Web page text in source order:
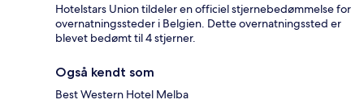
Hotelstars Union tildeler en officiel stjernebedømmelse for
overnatningssteder i Belgien. Dette overnatningssted er
blevet bedømt til 4 stjerner.
Også kendt som
Best Western Hotel Melba